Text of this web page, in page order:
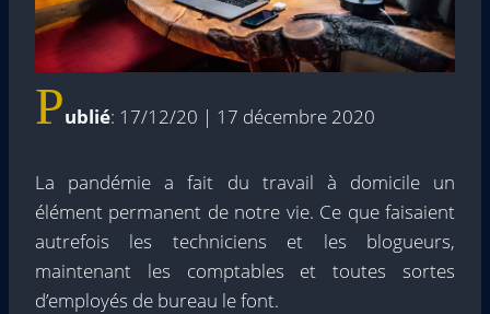
Publié: 17/12/20 | 17 décembre 2020
La pandémie a fait du travail à domicile un
élément permanent de notre vie. Ce que faisaient
autrefois les techniciens et les blogueurs,
maintenant les comptables et toutes sortes
d’employés de bureau le font.